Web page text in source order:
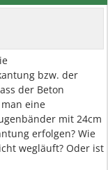
bzw. der
der Beton
eine
mit 24cm
erfolgen? Wie
wegläuft? Oder ist